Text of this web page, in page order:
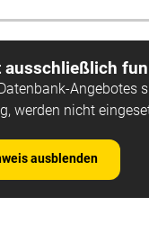
ausschließlich
Angebotes
werden nicht
ausblenden